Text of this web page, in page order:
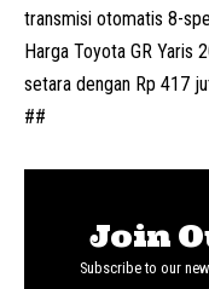
transmisi otomatis 8-
Harga Toyota GR Yaris
setara dengan Rp 417
##
Join
Subscribe to our